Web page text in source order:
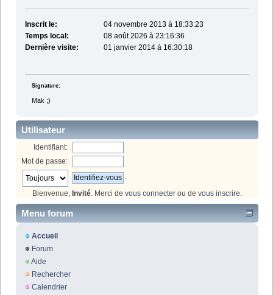
Inscrit le:
04 novembre 2013 à 18:33:23
Temps local:
08 août 2026 à 23:16:36
Dernière visite:
01 janvier 2014 à 16:30:18
Signature:
Mak ;)
Utilisateur
Identifiant:
Mot de passe:
Bienvenue, Invité. Merci de vous connecter ou de vous inscrire.
Menu forum
Accueil
Forum
Aide
Rechercher
Calendrier